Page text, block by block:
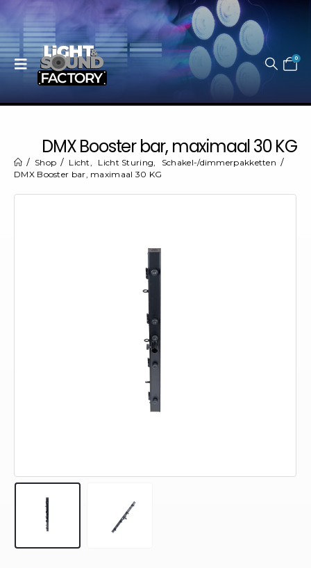
0
DMX Booster bar, maximaal 30 KG
Shop Licht, Licht Sturing,
Schakel-/dimmerpakketten
DMX Booster bar, maximaal 30 KG